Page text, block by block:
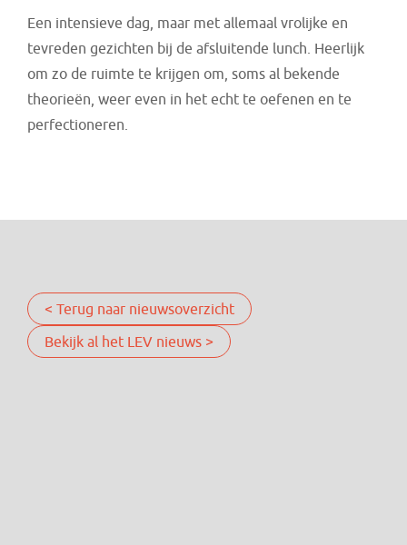
Een intensieve dag, maar met allemaal vrolijke en
tevreden gezichten bij de afsluitende lunch. Heerlijk
om zo de ruimte te krijgen om, soms al bekende
theorieën, weer even in het echt te oefenen en te
perfectioneren.
< Terug naar nieuwsoverzicht
Bekijk al het LEV nieuws >